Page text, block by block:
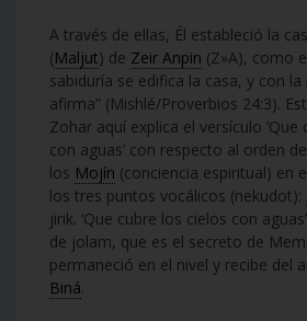
A través de ellas, Él estableció la
(Maljut) de Zeir Anpin (Z»A), como
sabiduría se edifica la casa, y con la
afirma” (Mishlé/Proverbios 24:3).
Zohar aquí explica el versículo ‘Que
con aguas’ con respecto al orden
los Mojín (conciencia espiritual) en
los tres puntos vocálicos
jirik. ‘Que cubre los cielos con
de jolam, que es el secreto de
permaneció en el nivel y recibe del
Biná.